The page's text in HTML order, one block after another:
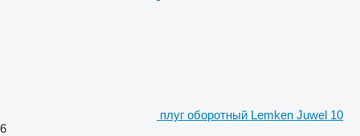
плуг оборотный Lemken Juwel 10
6